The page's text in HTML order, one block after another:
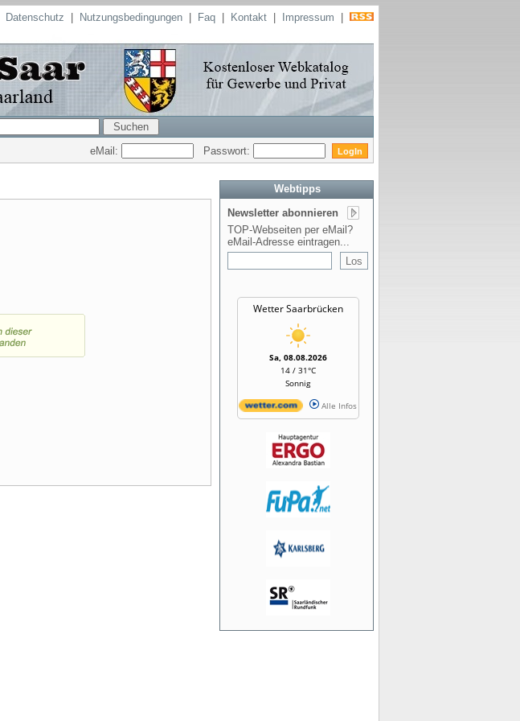
Datenschutz Nutzungsbedingungen Faq Kontakt Impressum
eMail: Passwort:
Webtipps
Newsletter abonnieren
TOP-Webseiten per eMail?
eMail-Adresse eintragen...
Wetter Saarbrücken
Sa, 08.08.2026
14 / 31°C
Sonnig
Alle Infos